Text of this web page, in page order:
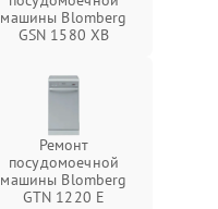
машины Blomberg
GSN 1580 XB
Ремонт
посудомоечной
машины Blomberg
GTN 1220 E